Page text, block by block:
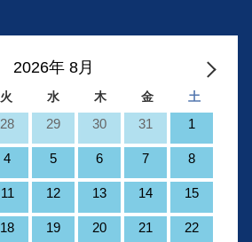
2026年 8月
火 水 木 金 土
28 29 30 31 1
4 5 6 7 8
11 12 13 14 15
18 19 20 21 22